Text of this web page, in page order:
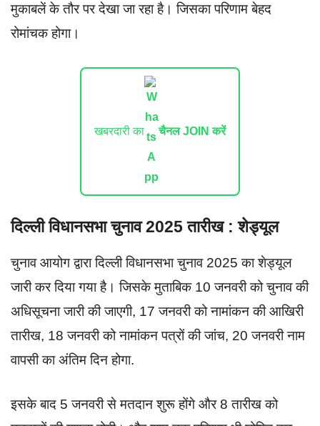
मुकाबलें के तौर पर देखा जा रहा है। जिसका परिणाम बेहद
रोमांचक होगा।
खबरदारी का चैनल JOIN करें
दिल्ली विधानसभा चुनाव 2025 तारीख : शेड्यूल
चुनाव आयोग द्वारा दिल्ली विधानसभा चुनाव 2025 का शेड्यूल
जारी कर दिया गया है। जिसके मुताबिक 10 जनवरी को चुनाव की
अधिसूचना जारी की जाएगी, 17 जनवरी को नामांकन की आखिरी
तारीख, 18 जनवरी को नामांकन पत्रों की जांच, 20 जनवरी नाम
वापसी का अंतिम दिन होगा.
इसके बाद 5 जनवरी से मतदान शुरू होंगे और 8 तारीख को